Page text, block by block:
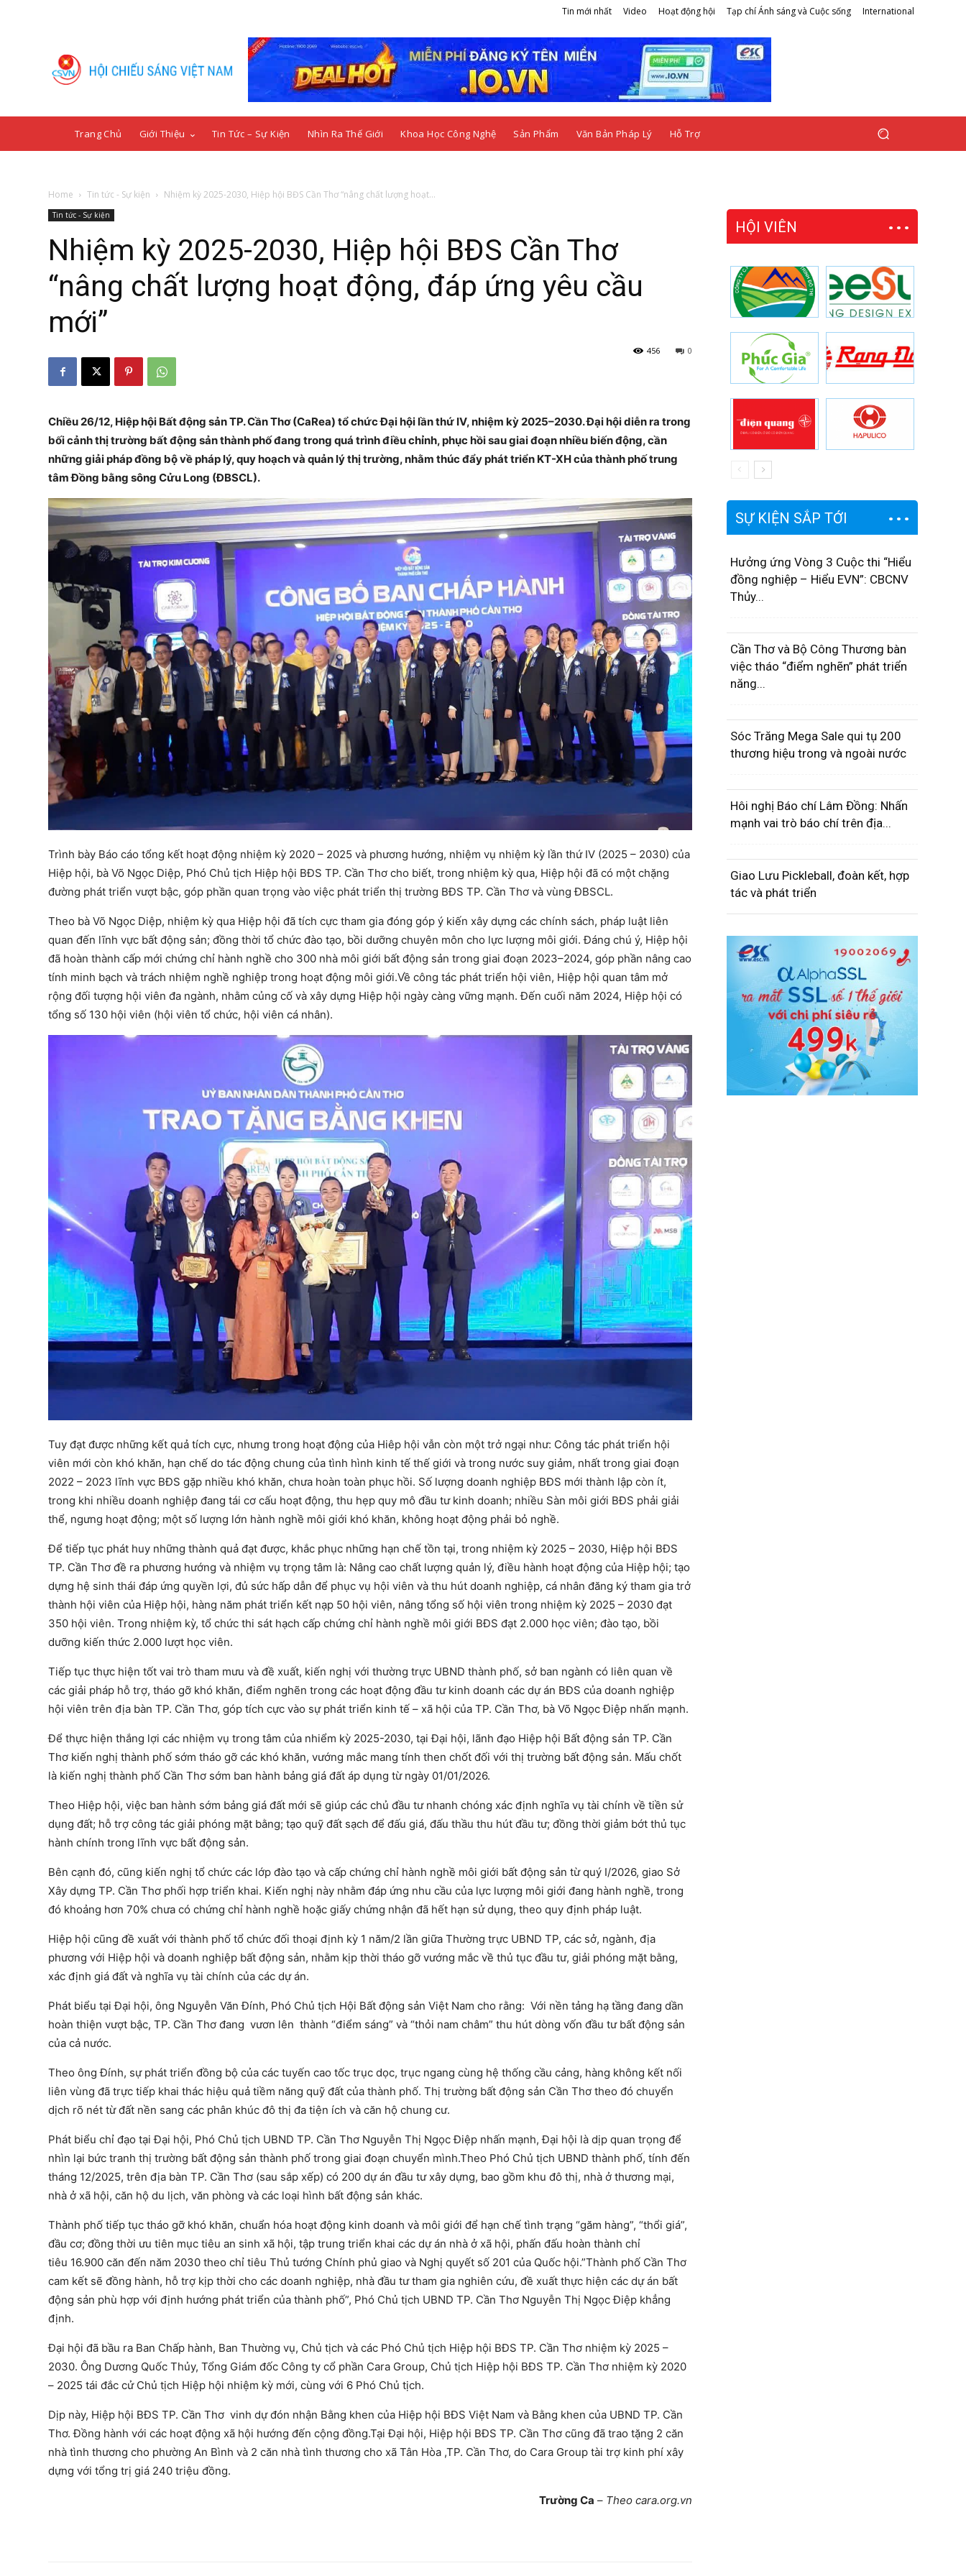
Tin mới nhất Video Hoạt động hội Tạp chí Ánh sáng và Cuộc sống International
Trang Chủ Giới Thiệu Tin Tức – Sự Kiện Nhìn Ra Thế Giới Khoa Học Công Nghệ Sản Phẩm Văn Bản Pháp Lý Hỗ Trợ
Home Tin tức - Sự kiện Nhiệm kỳ 2025-2030, Hiệp hội BĐS Cần Thơ “nâng chất lượng hoạt...
Tin tức - Sự kiện
Nhiệm kỳ 2025-2030, Hiệp hội BĐS Cần Thơ
“nâng chất lượng hoạt động, đáp ứng yêu cầu
mới”
0
456
Chiều 26/12, Hiệp hội Bất động sản TP. Cần Thơ (CaRea) tổ chức Đại hội lần thứ IV, nhiệm kỳ 2025–2030. Đại hội diễn ra trong
bối cảnh thị trường bất động sản thành phố đang trong quá trình điều chỉnh, phục hồi sau giai đoạn nhiều biến động, cần
những giải pháp đồng bộ về pháp lý, quy hoạch và quản lý thị trường, nhằm thúc đẩy phát triển KT-XH của thành phố trung
tâmĐồng bằng sông Cửu Long (ĐBSCL).
Trình bày Báo cáo tổng kết hoạt động nhiệm kỳ 2020 – 2025 và phương hướng, nhiệm vụ nhiệm kỳ lần thứ IV (2025 – 2030) của
Hiệp hội, bà Võ Ngọc Diệp, Phó Chủ tịch Hiệp hội BĐS TP. Cần Thơ cho biết, trong nhiệm kỳ qua, Hiệp hội đã có một chặng
đường phát triển vượt bậc, góp phần quan trọng vào việc phát triển thị trường BĐS TP. Cần Thơ và vùng ĐBSCL.
Theo bà Võ Ngọc Diệp, nhiệm kỳ qua Hiệp hội đã tích cực tham gia đóng góp ý kiến xây dựng các chính sách, pháp luật liên
quan đến lĩnh vực bất động sản; đồng thời tổ chức đào tạo, bồi dưỡng chuyên môn cho lực lượng môi giới. Đáng chú ý, Hiệp hội
đã hoàn thành cấp mới chứng chỉ hành nghề cho 300 nhà môi giới bất động sản trong giai đoạn 2023–2024, góp phần nâng cao
tính minh bạch và trách nhiệm nghề nghiệp trong hoạt động môi giới.Về công tác phát triển hội viên, Hiệp hội quan tâm mở
rộng đối tượng hội viên đa ngành, nhằm củng cố và xây dựng Hiệp hội ngày càng vững mạnh. Đến cuối năm 2024, Hiệp hội có
tổng số 130 hội viên (hội viên tổ chức, hội viên cá nhân).
Tuy đạt được những kết quả tích cực, nhưng trong hoạt động của Hiêp hội vẫn còn một trở ngại như: Công tác phát triển hội
viên mới còn khó khăn, hạn chế do tác động chung của tình hình kinh tế thế giới và trong nước suy giảm, nhất trong giai đoạn
2022 – 2023 lĩnh vực BĐS gặp nhiều khó khăn, chưa hoàn toàn phục hồi. Số lượng doanh nghiệp BĐS mới thành lập còn ít,
trong khi nhiều doanh nghiệp đang tái cơ cấu hoạt động, thu hẹp quy mô đầu tư kinh doanh; nhiều Sàn môi giới BĐS phải giải
thể, ngưng hoạt động; một số lượng lớn hành nghề môi giới khó khăn, không hoạt động phải bỏ nghề.
Để tiếp tục phát huy những thành quả đạt được, khắc phục những hạn chế tồn tại, trong nhiệm kỳ 2025 – 2030, Hiệp hội BĐS
TP. Cần Thơ đề ra phương hướng và nhiệm vụ trọng tâm là: Nâng cao chất lượng quản lý, điều hành hoạt động của Hiệp hội; tạo
dựng hệ sinh thái đáp ứng quyền lợi, đủ sức hấp dẫn để phục vụ hội viên và thu hút doanh nghiệp, cá nhân đăng ký tham gia trở
thành hội viên của Hiệp hội, hàng năm phát triển kết nạp 50 hội viên, nâng tổng số hội viên trong nhiệm kỳ 2025 – 2030 đạt
350 hội viên. Trong nhiệm kỳ, tổ chức thi sát hạch cấp chứng chỉ hành nghề môi giới BĐS đạt 2.000 học viên; đào tạo, bồi
dưỡng kiến thức 2.000 lượt học viên.
Tiếp tục thực hiện tốt vai trò tham mưu và đề xuất, kiến nghị với thường trực UBND thành phố, sở ban ngành có liên quan về
các giải pháp hỗ trợ, tháo gỡ khó khăn, điểm nghẽn trong các hoạt động đầu tư kinh doanh các dự án BĐS của doanh nghiệp
hội viên trên địa bàn TP. Cần Thơ, góp tích cực vào sự phát triển kinh tế – xã hội của TP. Cần Thơ, bà Võ Ngọc Điệp nhấn mạnh.
Để thực hiện thắng lợi các nhiệm vụ trong tâm của nhiểm kỳ 2025-2030, tại Đại hội, lãnh đạo Hiệp hội Bất động sản TP. Cần
Thơ kiến nghị thành phố sớm tháo gỡ các khó khăn, vướng mắc mang tính then chốt đối với thị trường bất động sản. Mấu chốt
là kiến nghị thành phố Cần Thơ sớm ban hành bảng giá đất áp dụng từ ngày 01/01/2026.
Theo Hiệp hội, việc ban hành sớm bảng giá đất mới sẽ giúp các chủ đầu tư nhanh chóng xác định nghĩa vụ tài chính về tiền sử
dụng đất; hỗ trợ công tác giải phóng mặt bằng; tạo quỹ đất sạch để đấu giá, đấu thầu thu hút đầu tư; đồng thời giảm bớt thủ tục
hành chính trong lĩnh vực bất động sản.
Bên cạnh đó, cũng kiến nghị tổ chức các lớp đào tạo và cấp chứng chỉ hành nghề môi giới bất động sản từ quý I/2026, giao Sở
Xây dựng TP. Cần Thơ phối hợp triển khai. Kiến nghị này nhằm đáp ứng nhu cầu của lực lượng môi giới đang hành nghề, trong
đó khoảng hơn 70% chưa có chứng chỉ hành nghề hoặc giấy chứng nhận đã hết hạn sử dụng, theo quy định pháp luật.
Hiệp hội cũng đề xuất với thành phố tổ chức đối thoại định kỳ 1 năm/2 lần giữa Thường trực UBND TP, các sở, ngành, địa
phương với Hiệp hội và doanh nghiệp bất động sản, nhằm kịp thời tháo gỡ vướng mắc về thủ tục đầu tư, giải phóng mặt bằng,
xác định giá đất và nghĩa vụ tài chính của các dự án.
Phát biểu tại Đại hội, ông Nguyễn Văn Đính, Phó Chủ tịch Hội Bất động sản Việt Nam cho rằng: Với nền tảng hạ tầng đang dần
hoàn thiện vượt bậc, TP. Cần Thơ đang vươn lên thành “điểm sáng” và “thỏi nam châm” thu hút dòng vốn đầu tư bất động sản
của cả nước.
Theo ông Đính, sự phát triển đồng bộ của các tuyến cao tốc trục dọc, trục ngang cùng hệ thống cầu cảng, hàng không kết nối
liên vùng đã trực tiếp khai thác hiệu quả tiềm năng quỹ đất của thành phố. Thị trường bất động sản Cần Thơ theo đó chuyển
dịch rõ nét từ đất nền sang các phân khúc đô thị đa tiện ích và căn hộ chung cư.
Phát biểu chỉ đạo tại Đại hội, Phó Chủ tịch UBND TP. Cần Thơ Nguyễn Thị Ngọc Điệp nhấn mạnh, Đại hội là dịp quan trọng để
nhìn lại bức tranh thị trường bất động sản thành phố trong giai đoạn chuyển mình.Theo Phó Chủ tịch UBND thành phố, tính đến
tháng 12/2025, trên địa bàn TP. Cần Thơ (sau sắp xếp) có 200 dự án đầu tư xây dựng, bao gồm khu đô thị, nhà ở thương mại,
nhà ở xã hội, căn hộ du lịch, văn phòng và các loại hình bất động sản khác.
Thành phố tiếp tục tháo gỡ khó khăn, chuẩn hóa hoạt động kinh doanh và môi giới để hạn chế tình trạng “găm hàng”, “thổi giá”,
đầu cơ; đồng thời ưu tiên mục tiêu an sinh xã hội, tập trung triển khai các dự án nhà ở xã hội, phấn đấu hoàn thành chỉ
tiêu 16.900 căn đến năm 2030 theo chỉ tiêu Thủ tướng Chính phủ giao và Nghị quyết số 201 của Quốc hội.”Thành phố Cần Thơ
cam kết sẽ đồng hành, hỗ trợ kịp thời cho các doanh nghiệp, nhà đầu tư tham gia nghiên cứu, đề xuất thực hiện các dự án bất
động sản phù hợp với định hướng phát triển của thành phố”, Phó Chủ tịch UBND TP. Cần Thơ Nguyễn Thị Ngọc Điệp khẳng
định.
Đại hội đã bầu ra Ban Chấp hành, Ban Thường vụ, Chủ tịch và các Phó Chủ tịch Hiệp hội BĐS TP. Cần Thơ nhiệm kỳ 2025 –
2030. Ông Dương Quốc Thủy, Tổng Giám đốc Công ty cổ phần Cara Group, Chủ tịch Hiệp hội BĐS TP. Cần Thơ nhiệm kỳ 2020
– 2025 tái đắc cử Chủ tịch Hiệp hội nhiệm kỳ mới, cùng với 6 Phó Chủ tịch.
Dịp này, Hiệp hội BĐS TP. Cần Thơ vinh dự đón nhận Bằng khen của Hiệp hội BĐS Việt Nam và Bằng khen của UBND TP. Cần
Thơ. Đồng hành với các hoạt động xã hội hướng đến cộng đồng.Tại Đại hội, Hiệp hội BĐS TP. Cần Thơ cũng đã trao tặng 2 căn
nhà tình thương cho phường An Bình và 2 căn nhà tình thương cho xã Tân Hòa ,TP. Cần Thơ, do Cara Group tài trợ kinh phí xây
dựng với tổng trị giá 240 triệu đồng.
Trường Ca – Theo cara.org.vn
HỘI VIÊN
SỰ KIỆN SẮP TỚI
Hưởng ứng Vòng 3 Cuộc thi “Hiểu
đồng nghiệp – Hiểu EVN”: CBCNV
Thủy...
Cần Thơ và Bộ Công Thương bàn
việc tháo “điểm nghẽn” phát triển
năng...
Sóc Trăng Mega Sale qui tụ 200
thương hiệu trong và ngoài nước
Hôi nghị Báo chí Lâm Đồng: Nhấn
mạnh vai trò báo chí trên địa...
Giao Lưu Pickleball, đoàn kết, hợp
tác và phát triển